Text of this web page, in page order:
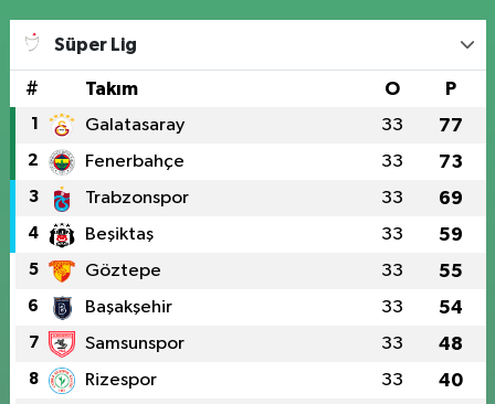
Süper Lig
# Takım O P
1 Galatasaray 33 77
2 Fenerbahçe 33 73
3 Trabzonspor 33 69
4 Beşiktaş 33 59
5 Göztepe 33 55
6 Başakşehir 33 54
7 Samsunspor 33 48
8 Rizespor 33 40